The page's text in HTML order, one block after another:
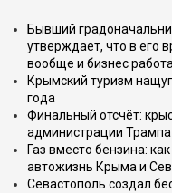
Бывший
утверждает, что в его
вообще и бизнес
Крымский туризм
года
Финальный отсчёт:
администрации Трампа
Газ вместо бензина:
автожизнь Крыма и
Севастополь создал